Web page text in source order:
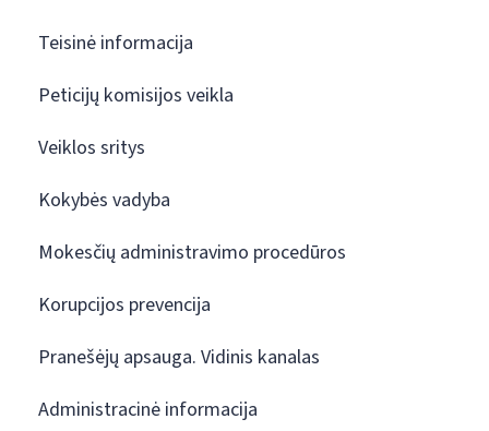
Teisinė informacija
Peticijų komisijos veikla
Veiklos sritys
Kokybės vadyba
Mokesčių administravimo procedūros
Korupcijos prevencija
Pranešėjų apsauga. Vidinis kanalas
Administracinė informacija